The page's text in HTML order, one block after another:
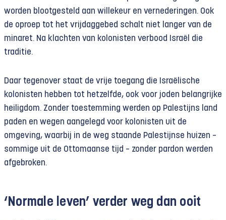
worden blootgesteld aan willekeur en vernederingen. Ook
de oproep tot het vrijdaggebed schalt niet langer van de
minaret. Na klachten van kolonisten verbood Israël die
traditie.
Daar tegenover staat de vrije toegang die Israëlische
kolonisten hebben tot hetzelfde, ook voor joden belangrijke
heiligdom. Zonder toestemming werden op Palestijns land
paden en wegen aangelegd voor kolonisten uit de
omgeving, waarbij in de weg staande Palestijnse huizen –
sommige uit de Ottomaanse tijd – zonder pardon werden
afgebroken.
‘Normale leven’ verder weg dan ooit